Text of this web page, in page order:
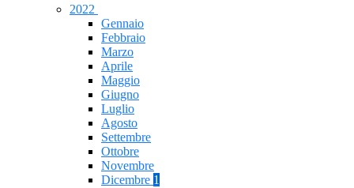
2022
Gennaio
Febbraio
Marzo
Aprile
Maggio
Giugno
Luglio
Agosto
Settembre
Ottobre
Novembre
Dicembre 1